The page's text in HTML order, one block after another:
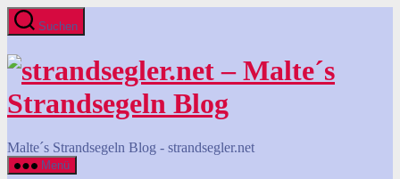
Zum
Inhalt Suchen
Malte´s Strandsegeln Blog - strandsegler.net
Menü